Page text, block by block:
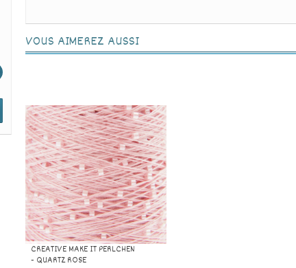
VOUS AIMEREZ AUSSI
CREATIVE MAKE IT PERLCHEN
- QUARTZ ROSE